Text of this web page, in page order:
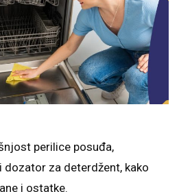
perilice posuđa,
dozator za deterdžent, kako
i ostatke.